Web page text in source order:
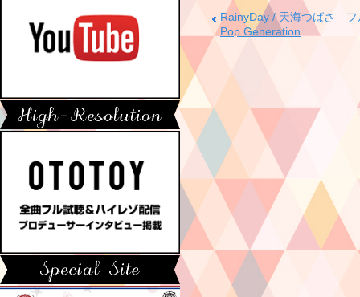
RainyDay / 天海つばさ
Pop Generation